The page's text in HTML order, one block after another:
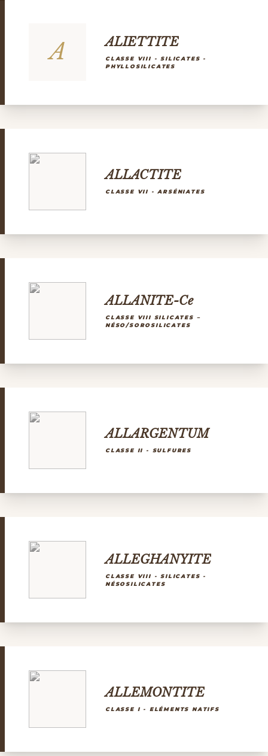
A ALIETTITE
CLASSE VIII - SILICATES -
PHYLLOSILICATES
ALLACTITE
CLASSE VII - ARSÉNIATES
ALLANITE-Ce
CLASSE VIII SILICATES –
NÉSO/SOROSILICATES
ALLARGENTUM
CLASSE II - SULFURES
ALLEGHANYITE
CLASSE VIII - SILICATES -
NÉSOSILICATES
ALLEMONTITE
CLASSE I - ELÉMENTS NATIFS